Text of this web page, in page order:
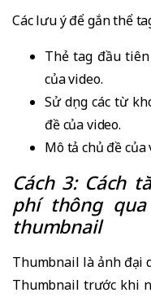
Các lưu ý để gắn thể
Thẻ tag đầu
của video.
Sử dụng các từ
đề của video.
Mô tả chủ đề của
Cách 3: Cách
phí thông
thumbnail
Thumbnail là ảnh đại
Thumbnail trước khi